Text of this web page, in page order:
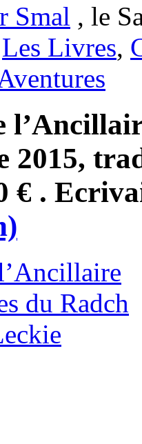
Smal , le
Les Livres,
2015,
€ .